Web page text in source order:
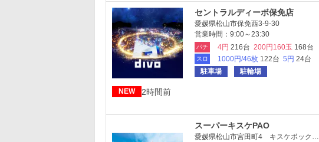
セントラルディーボ保免店
愛媛県松山市保免西3-9-30
営業時間：9:00～23:30
パチ 4円 216台 200円160玉 168台
スロ 1000円/46枚 122台 5円 24台
駐車場
駐輪場
NEW 2時間前
スーパーキスケPAO
愛媛県松山市宮田町4 キスケボック…